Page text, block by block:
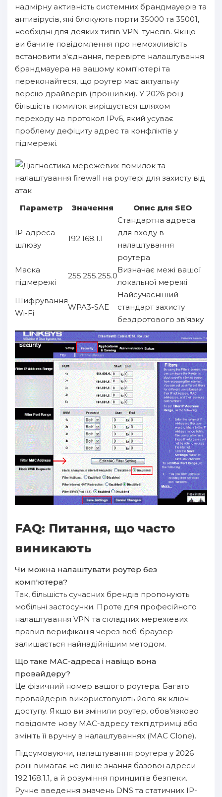
надмірну активність системних брандмауерів та
антивірусів, які блокують порти 35000 та 35001,
необхідні для деяких типів VPN-тунелів. Якщо
ви бачите повідомлення про неможливість
встановити з'єднання, перевірте налаштування
брандмауера на вашому комп'ютері та
переконайтеся, що роутер має актуальну
версію драйверів (прошивки). У 2026 році
більшість помилок вирішується шляхом
переходу на протокол IPv6, який усуває
проблему дефіциту адрес та конфліктів у
підмережі.
Параметр Значення Опис для SEO
IP-адреса
шлюзу
192.168.1.1
Стандартна адреса
для входу в
налаштування
роутера
Маска
підмережі
255.255.255.0
Визначає межі вашої
локальної мережі
Шифрування
Wi-Fi
WPA3-SAE
Найсучасніший
стандарт захисту
бездротового зв'язку
FAQ: Питання, що часто
виникають
Чи можна налаштувати роутер без
комп'ютера?
Так, більшість сучасних брендів пропонують
мобільні застосунки. Проте для професійного
налаштування VPN та складних мережевих
правил верифікація через веб-браузер
залишається найнадійнішим методом.
Що таке MAC-адреса і навіщо вона
провайдеру?
Це фізичний номер вашого роутера. Багато
провайдерів використовують його як ключ
доступу. Якщо ви змінили роутер, обов'язково
повідомте нову MAC-адресу техпідтримці або
змініть її вручну в налаштуваннях (MAC Clone).
Підсумовуючи, налаштування роутера у 2026
році вимагає не лише знання базової адреси
192.168.1.1, а й розуміння принципів безпеки.
Ручне введення значень DNS та статичних IP-